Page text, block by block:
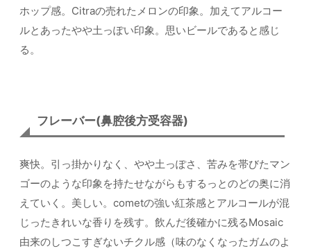
ホップ感。Citraの売れたメロンの印象。加えてアルコー
ルとあったやや土っぽい印象。思いビールであると感じ
る。
フレーバー(鼻腔後方受容器)
爽快。引っ掛かりなく、やや土っぽさ、苦みを帯びたマン
ゴーのような印象を持たせながらもするっとのどの奥に消
えていく。美しい。cometの強い紅茶感とアルコールが混
じったきれいな香りを残す。飲んだ後確かに残るMosaic
由来のしつこすぎないチクル感（味のなくなったガムのよ